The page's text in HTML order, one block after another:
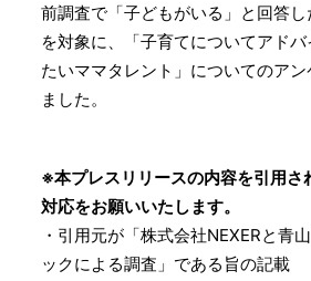
前調査で「子どもがいる」と回答
を対象に、「子育てについてアド
たいママタレント」についてのア
ました。
※本プレスリリースの内容を引用さ
対応をお願いいたします。
・引用元が「株式会社NEXERと青
ックによる調査」である旨の記載